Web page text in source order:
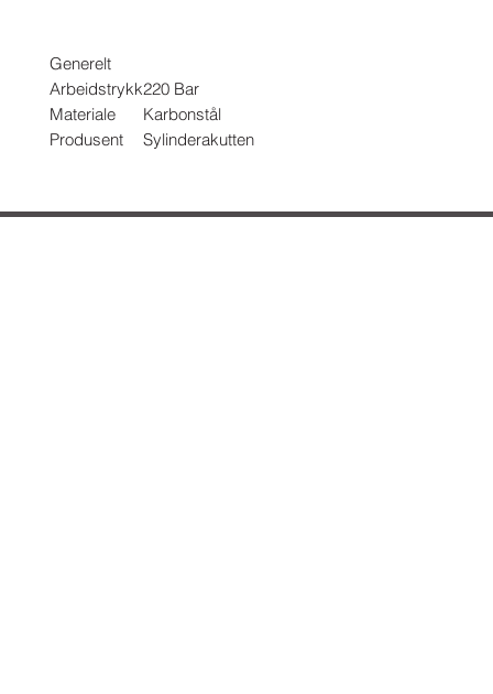
Generelt
Arbeidstrykk220 Bar
Materiale
Karbonstål
Produsent
Sylinderakutten